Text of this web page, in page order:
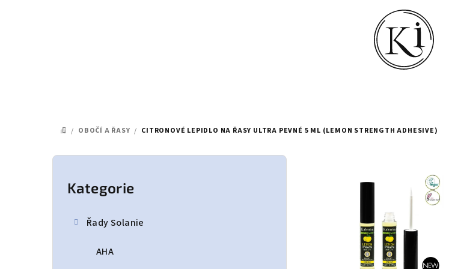
DOMŮ
/ OBOČÍ A ŘASY / CITRONOVÉ LEPIDLO NA ŘASY ULTRA PEVNÉ 5 ML (LEMON STRENGTH ADHESIVE)
P
Přeskočit
kategorie
Kategorie
Řady Solanie
AHA